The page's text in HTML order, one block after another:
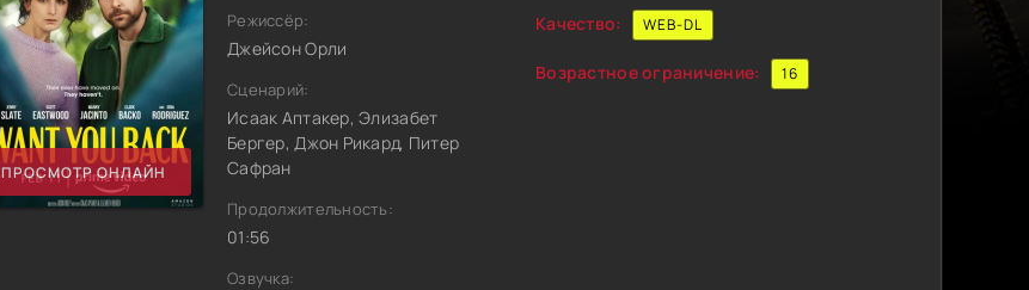
ПРОСМОТР ОНЛАЙН
Режиссёр:
Джейсон Орли
Сценарий:
Исаак Аптакер, Элизабет
Бергер, Джон Рикард, Питер
Сафран
Продолжительность:
01:56
Озвучка:
Качество: WEB-DL
Возрастное ограничение: 16